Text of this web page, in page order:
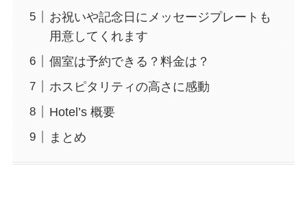
お祝いや記念日にメッセージプレートも
用意してくれます
個室は予約できる？料金は？
ホスピタリティの高さに感動
Hotel’s 概要
まとめ